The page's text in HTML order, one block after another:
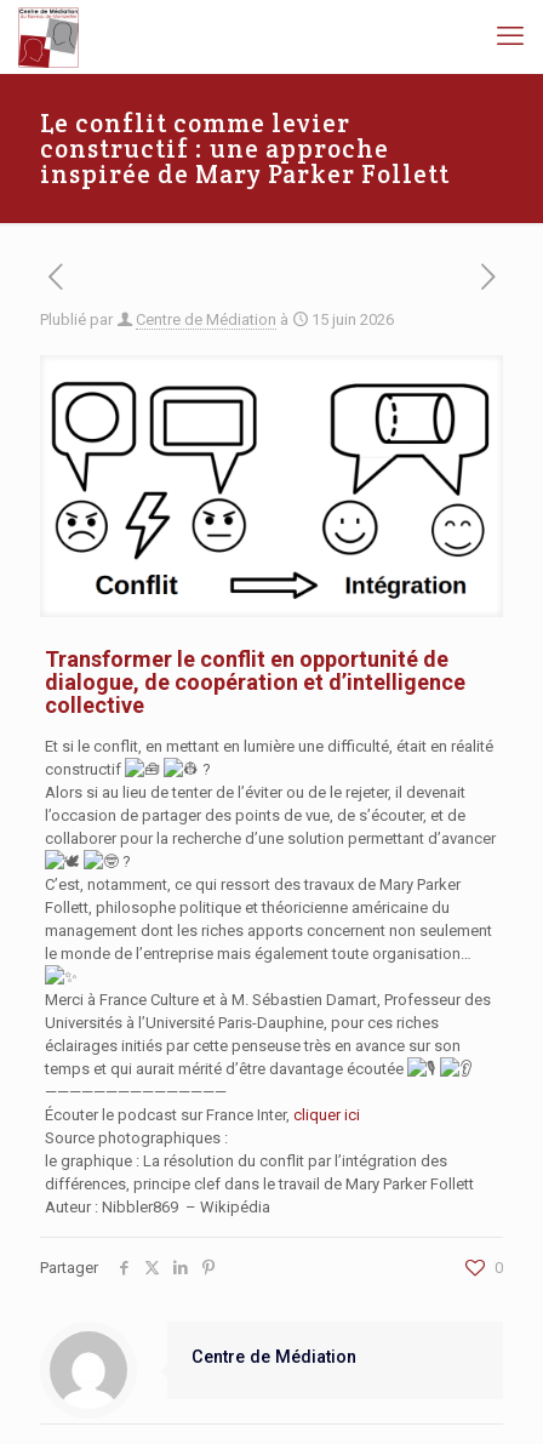
Le conflit comme levier
constructif : une approche
inspirée de Mary Parker Follett
Plublié par Centre de Médiation à 15 juin 2026
Transformer le conflit en opportunité de
dialogue, de coopération et d’intelligence
collective
Et si le conflit, en mettant en lumière une difficulté, était en réalité
constructif
?
Alors si au lieu de tenter de l’éviter ou de le rejeter, il devenait
l’occasion de partager des points de vue, de s’écouter, et de
collaborer pour la recherche d’une solution permettant d’avancer
?
C’est, notamment, ce qui ressort des travaux de Mary Parker
Follett, philosophe politique et théoricienne américaine du
management dont les riches apports concernent non seulement
le monde de l’entreprise mais également toute organisation…
Merci à France Cultureet à M. Sébastien Damart, Professeur des
Universités à l’Université Paris-Dauphine, pour ces riches
éclairages initiés par cette penseuse très en avance sur son
temps et qui aurait mérité d’être davantage écoutée
———————————————
Écouter le podcast sur France Inter, cliquer ici
Source photographiques :
le graphique : La résolution du conflit par l’intégration des
différences, principe clef dans le travail de Mary Parker Follett
Auteur : Nibbler869 – Wikipédia
Partager 0
Centre de Médiation